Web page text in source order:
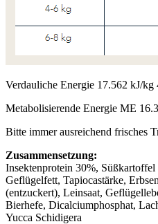
Verdauliche Energie 17.562 kJ/kg
Metabolisierende Energie ME
Bitte immer ausreichend frisches
Zusammensetzung:
Insektenprotein 30%,
Geflügelfett, Tapiocastärke,
(entzuckert), Leinsaat,
Bierhefe, Dicalciumphosphat,
Yucca Schidigera